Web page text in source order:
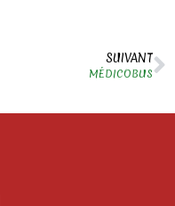
SUIVANT
MÉDICOBUS